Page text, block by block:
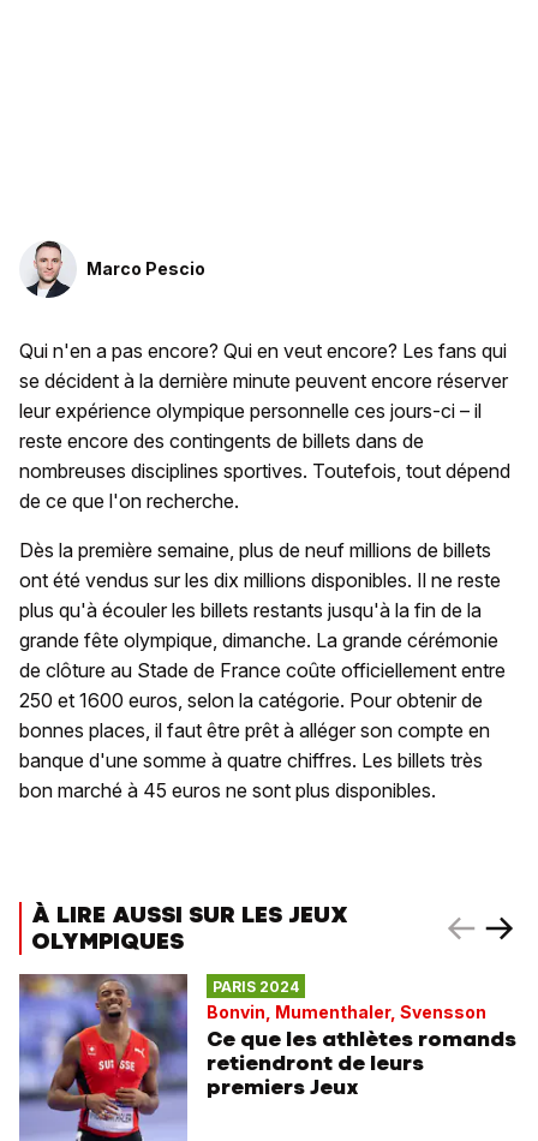
Marco Pescio
Qui n'en a pas encore? Qui en veut encore? Les fans qui
se décident à la dernière minute peuvent encore réserver
leur expérience olympique personnelle ces jours-ci – il
reste encore des contingents de billets dans de
nombreuses disciplines sportives. Toutefois, tout dépend
de ce que l'on recherche.
Dès la première semaine, plus de neuf millions de billets
ont été vendus sur les dix millions disponibles. Il ne reste
plus qu'à écouler les billets restants jusqu'à la fin de la
grande fête olympique, dimanche. La grande cérémonie
de clôture au Stade de France coûte officiellement entre
250 et 1600 euros, selon la catégorie. Pour obtenir de
bonnes places, il faut être prêt à alléger son compte en
banque d'une somme à quatre chiffres. Les billets très
bon marché à 45 euros ne sont plus disponibles.
À LIRE AUSSI SUR LES JEUX
OLYMPIQUES
PARIS 2024
Bonvin, Mumenthaler, Svensson
Ce que les athlètes romands
retiendront de leurs
premiers Jeux